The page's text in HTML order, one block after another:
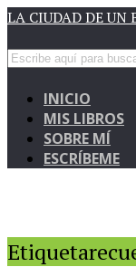
LA CIUDAD DE UN
INICIO
MIS LIBROS
SOBRE MÍ
ESCRÍBEME